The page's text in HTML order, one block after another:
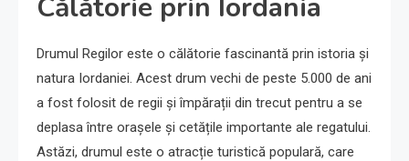
Călătorie prin Iordania
Drumul Regilor este o călătorie fascinantă prin istoria și
natura Iordaniei. Acest drum vechi de peste 5.000 de ani
a fost folosit de regii și împărații din trecut pentru a se
deplasa între orașele și cetățile importante ale regatului.
Astăzi, drumul este o atracție turistică populară, care